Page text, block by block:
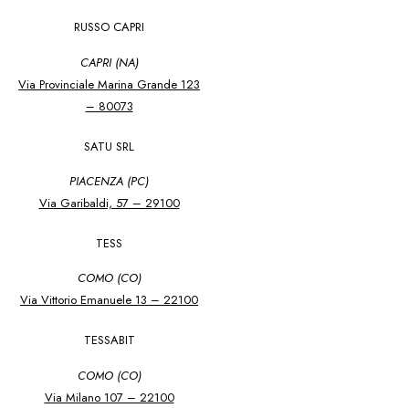
RUSSO CAPRI
CAPRI (NA)
Via Provinciale Marina Grande 123
– 80073
SATU SRL
PIACENZA (PC)
Via Garibaldi, 57 – 29100
TESS
COMO (CO)
Via Vittorio Emanuele 13 – 22100
TESSABIT
COMO (CO)
Via Milano 107 – 22100